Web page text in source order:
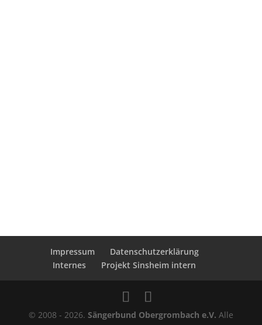
Impressum
Datenschutzerklärung
Internes
Projekt Sinsheim intern
© 2008 - 2026. Sängerbund Obergrombach e.V. Alle